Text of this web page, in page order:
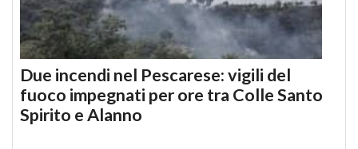
Due incendi nel Pescarese: vigili del
fuoco impegnati per ore tra Colle Santo
Spirito e Alanno